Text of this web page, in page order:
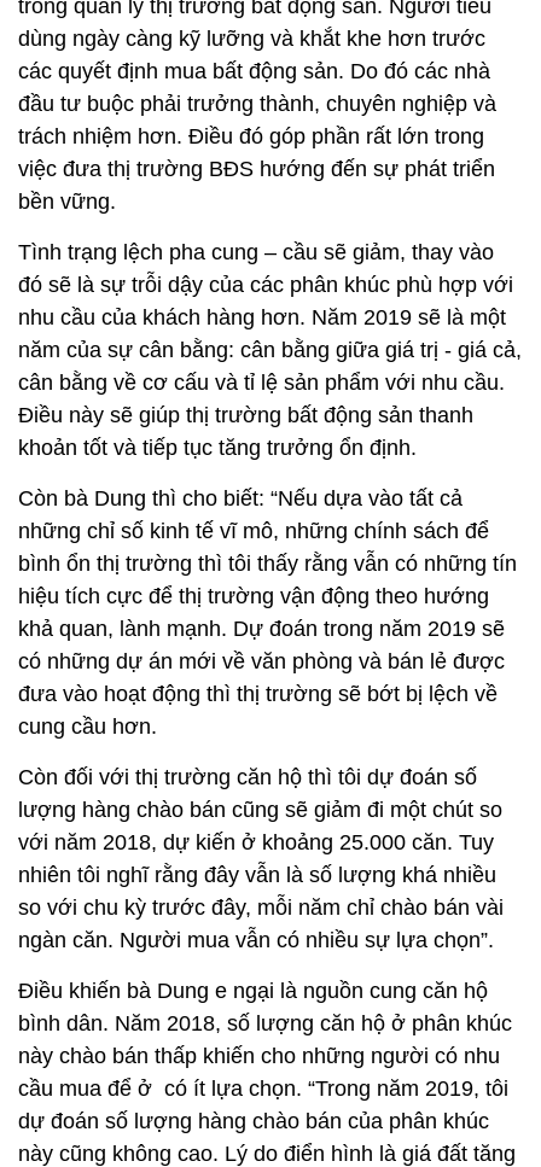
trong quản lý thị trường bất động sản. Người tiêu
dùng ngày càng kỹ lưỡng và khắt khe hơn trước
các quyết định mua bất động sản. Do đó các nhà
đầu tư buộc phải trưởng thành, chuyên nghiệp và
trách nhiệm hơn. Điều đó góp phần rất lớn trong
việc đưa thị trường BĐS hướng đến sự phát triển
bền vững.
Tình trạng lệch pha cung – cầu sẽ giảm, thay vào
đó sẽ là sự trỗi dậy của các phân khúc phù hợp với
nhu cầu của khách hàng hơn. Năm 2019 sẽ là một
năm của sự cân bằng: cân bằng giữa giá trị - giá cả,
cân bằng về cơ cấu và tỉ lệ sản phẩm với nhu cầu.
Điều này sẽ giúp thị trường bất động sản thanh
khoản tốt và tiếp tục tăng trưởng ổn định.
Còn bà Dung thì cho biết: “Nếu dựa vào tất cả
những chỉ số kinh tế vĩ mô, những chính sách để
bình ổn thị trường thì tôi thấy rằng vẫn có những tín
hiệu tích cực để thị trường vận động theo hướng
khả quan, lành mạnh. Dự đoán trong năm 2019 sẽ
có những dự án mới về văn phòng và bán lẻ được
đưa vào hoạt động thì thị trường sẽ bớt bị lệch về
cung cầu hơn.
Còn đối với thị trường căn hộ thì tôi dự đoán số
lượng hàng chào bán cũng sẽ giảm đi một chút so
với năm 2018, dự kiến ở khoảng 25.000 căn. Tuy
nhiên tôi nghĩ rằng đây vẫn là số lượng khá nhiều
so với chu kỳ trước đây, mỗi năm chỉ chào bán vài
ngàn căn. Người mua vẫn có nhiều sự lựa chọn”.
Điều khiến bà Dung e ngại là nguồn cung căn hộ
bình dân. Năm 2018, số lượng căn hộ ở phân khúc
này chào bán thấp khiến cho những người có nhu
cầu mua để ở có ít lựa chọn. “Trong năm 2019, tôi
dự đoán số lượng hàng chào bán của phân khúc
này cũng không cao. Lý do điển hình là giá đất tăng